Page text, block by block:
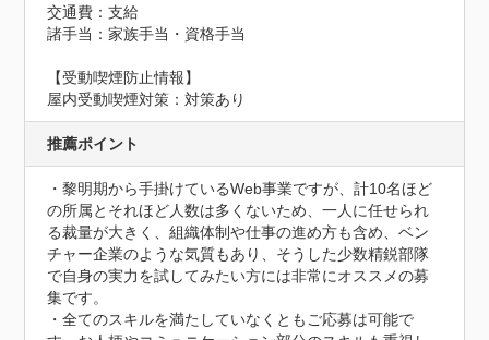
交通費：支給
諸手当：家族手当・資格手当
【受動喫煙防止情報】
屋内受動喫煙対策：対策あり
推薦ポイント
・黎明期から手掛けているWeb事業ですが、計10名ほど
の所属とそれほど人数は多くないため、一人に任せられ
る裁量が大きく、組織体制や仕事の進め方も含め、ベン
チャー企業のような気質もあり、そうした少数精鋭部隊
で自身の実力を試してみたい方には非常にオススメの募
集です。
・全てのスキルを満たしていなくともご応募は可能で